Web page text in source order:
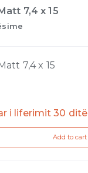
7,4 x 15
7,4 x 15
i liferimit 30 ditë
Add to cart